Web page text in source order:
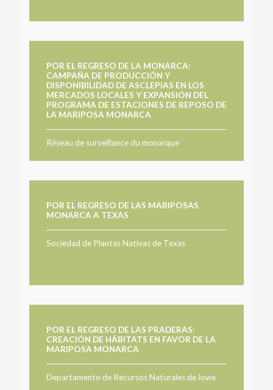
POR EL REGRESO DE LA MONARCA:
CAMPAÑA DE PRODUCCIÓN Y
DISPONIBILIDAD DE ASCLEPIAS EN LOS
MERCADOS LOCALES Y EXPANSIÓN DEL
PROGRAMA DE ESTACIONES DE REPOSO DE
LA MARIPOSA MONARCA
Réseau de surveillance du monarque
POR EL REGRESO DE LAS MARIPOSAS
MONARCA A TEXAS
Sociedad de Plantas Nativas de Texas
POR EL REGRESO DE LAS PRADERAS:
CREACIÓN DE HÁBITATS EN FAVOR DE LA
MARIPOSA MONARCA
Departamento de Recursos Naturales de Iowa